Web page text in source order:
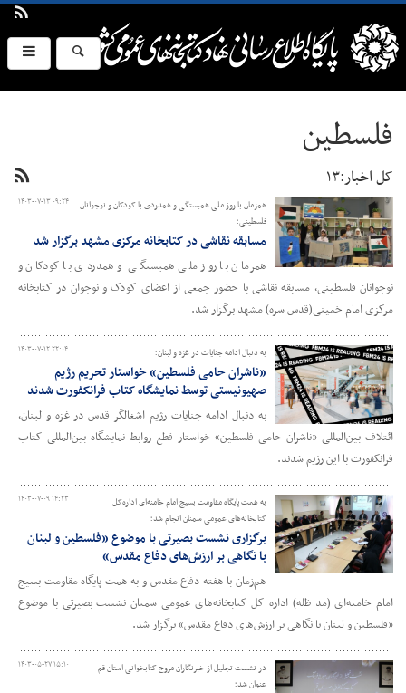
فلسطین
کل اخبار:۱۳
۱۴۰۳-۰۷-۱۳ ۰۹:۲۴
همزمان با روز ملی همبستگی و همدردی با کودکان و نوجوانان
فلسطینی؛
مسابقه نقاشی در کتابخانه مرکزی مشهد برگزار شد
همزمان با روز ملی همبستگی و همدردی با کودکان و
نوجوانان فلسطینی، مسابقه نقاشی با حضور جمعی از اعضای کودک و نوجوان در کتابخانه
مرکزی امام خمینی(قدس سره) مشهد برگزار شد.
۱۴۰۳-۰۷-۱۲ ۲۲:۰۴ به دنبال ادامه جنایات در غزه و لبنان؛
«ناشران حامی فلسطین» خواستار تحریم رژیم
صهیونیستی توسط نمایشگاه کتاب فرانکفورت شدند
به دنبال ادامه جنایات رژیم اشغالگر قدس در غزه و لبنان،
ائتلاف بین‌المللی «ناشران حامی فلسطین» خواستار قطع روابط نمایشگاه بین‌المللی کتاب
فرانکفورت با این رژیم شدند.
۱۴۰۳-۰۷-۰۹ ۱۴:۲۳
به همت پایگاه مقاومت بسیج امام خامنه‌ای اداره‌کل
کتابخانه‌های عمومی سمنان انجام شد؛
برگزاری نشست‌ بصیرتی با موضوع «فلسطین و لبنان
با نگاهی بر ارزش‌های دفاع مقدس»
هم‌زمان با هفته دفاع مقدس و به همت پایگاه مقاومت بسیج
امام خامنه‌ای (مد ظله) اداره کل کتابخانه‌های عمومی سمنان نشست بصیرتی با موضوع
«فلسطین و لبنان با نگاهی بر ارزش‌های دفاع مقدس» برگزار شد.
۱۴۰۳-۰۵-۲۷ ۱۵:۱۰
در نشست تجلیل از خبرنگاران مروج کتابخوانی استان قم
عنوان شد؛